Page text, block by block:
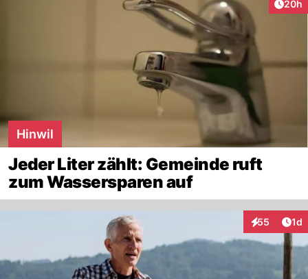
20h
Hinwil
Jeder Liter zählt: Gemeinde ruft
zum Wassersparen auf
55
Interaktionen
1d